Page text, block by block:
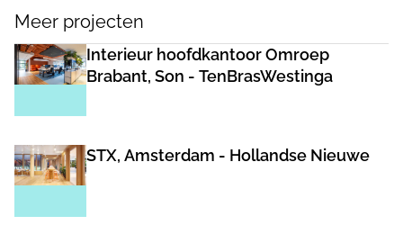
Meer projecten
Interieur hoofdkantoor Omroep
Brabant, Son - TenBrasWestinga
STX, Amsterdam - Hollandse Nieuwe